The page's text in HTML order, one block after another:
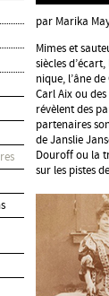
par Marika
Mimes et
siècles
nique, l’âne
Carl Aix ou
révèlent des
partenaires
de Janslie
Douroff ou la
sur les pistes